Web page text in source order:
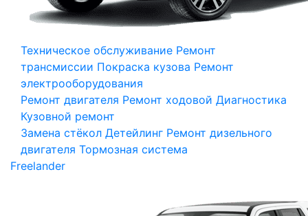
Техническое обслуживание Ремонт
трансмиссии Покраска кузова Ремонт
электрооборудования
Ремонт двигателя Ремонт ходовой Диагностика
Кузовной ремонт
Замена стёкол Детейлинг Ремонт дизельного
двигателя Тормозная система
Freelander